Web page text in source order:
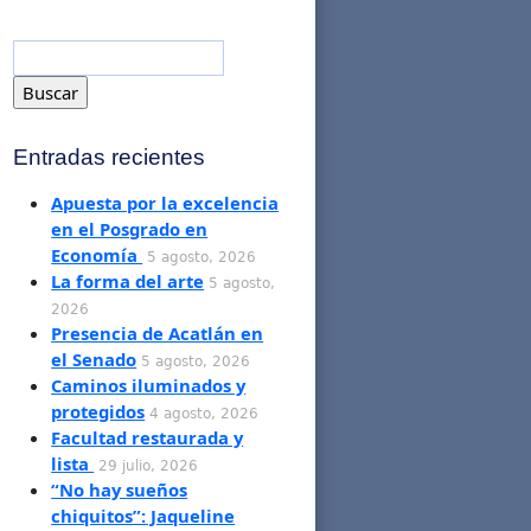
Entradas recientes
Apuesta por la excelencia
en el Posgrado en
Economía
5 agosto, 2026
La forma del arte 5 agosto,
2026
Presencia de Acatlán en
el Senado 5 agosto, 2026
Caminos iluminados y
protegidos 4 agosto, 2026
Facultad restaurada y
lista
29 julio, 2026
“No hay sueños
chiquitos”: Jaqueline